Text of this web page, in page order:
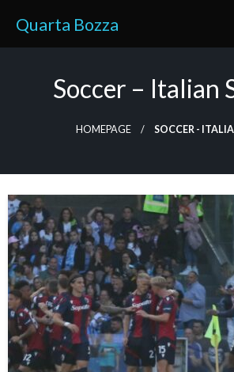
content
Quarta Bozza
Soccer – Italian
HOMEPAGE SOCCER -